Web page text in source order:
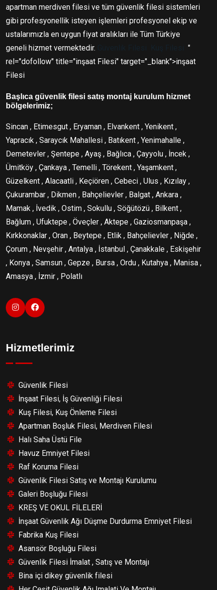
apartman merdiven filesi ve tüm güvenlik filesi sistemleri
gibi profesyonellik isteyen işlemleri profesyonel ekip ve
ustalarımızla en uygun fiyat aralıkları ile Tüm Türkiye
geneli hizmet vermektedir.
"
rel="dofollow" title="inşaat Filesi" target="_blank">inşaat
Filesi
Başlıca güvenlik filesi satış montaj kurulum hizmet
bölgelerimiz;
Sincan , Etimesgut , Eryaman , Elvankent , Yenikent ,
Yapracık , Saraycık Mahallesi , Batıkent , Yenimahalle ,
Demetevler , Şentepe , Ayaş , Bağlıca , Çayyolu , İncek ,
Ümitköy , Çankaya , Temelli , Törekent , Yaşamkent ,
Güzelkent , Alacaatli , Keçiören , Cebeci , Ulus , Kızılay ,
Çukurambar , Dikmen , Bahçelievler , Balgat , Ankara ,
Mamak , İvedik , Ostim , Sokullu , Söğütözü , Bilkent ,
Bağlum , Ufuktepe , Öveçler , Aktepe , Gaziosmanpaşa ,
Kırkkonaklar , Oran , Beytepe , Etlik , Bahçelievler , Niğde ,
Çorum , Nevşehir , Antalya , İstanbul , Çanakkale , Eskişehir
, Konya , Samsun , Gepze , Bursa , Ordu , Kutahya , Manisa ,
Amasya , İzmir , Polatlı
Hizmetlerimiz
Güvenlik Filesi
İnşaat Filesi, İş Güvenliği Filesi
Kuş Filesi, Kuş Önleme Filesi
Apartman Boşluk Filesi, Merdiven Filesi
Halı Saha Üstü File
Havuz Emniyet Filesi
Raf Koruma Filesi
Güvenlik Filesi Satış ve Montajı Kurulumu
Galeri Boşluğu Filesi
KREŞ VE OKUL FİLELERİ
İnşaat Güvenlik Ağı Düşme Durdurma Emniyet Filesi
Fabrika Kuş Filesi
Asansör Boşluğu Filesi
Güvenlik Filesi İmalat , Satış ve Montajı
Bina içi dikey güvenlik filesi